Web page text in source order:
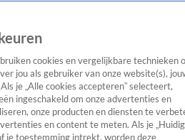
TV Algemeen
Tip
cookies en vergelijkbare technieken
jou als gebruiker van onze website(s),
je „Alle cookies accepteren” selecteert,
ingeschakeld om onze advertenties en
onze producten en diensten te
en content te meten. Als je
je toestemming intrekt, worden deze